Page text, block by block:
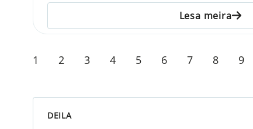
Lesa meira
1 2 3 4 5 6 7 8 9
DEILA